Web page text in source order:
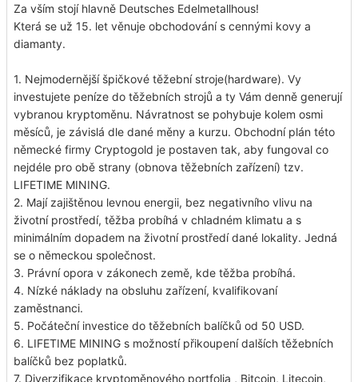
Za vším stojí hlavně Deutsches Edelmetallhous!
Která se už 15. let věnuje obchodování s cennými kovy a
diamanty.
1. Nejmodernější špičkové těžební stroje(hardware). Vy
investujete peníze do těžebních strojů a ty Vám denně generují
vybranou kryptoměnu. Návratnost se pohybuje kolem osmi
měsíců, je závislá dle dané měny a kurzu. Obchodní plán této
německé firmy Cryptogold je postaven tak, aby fungoval co
nejdéle pro obě strany (obnova těžebních zařízení) tzv.
LIFETIME MINING.
2. Mají zajištěnou levnou energii, bez negativního vlivu na
životní prostředí, těžba probíhá v chladném klimatu a s
minimálním dopadem na životní prostředí dané lokality. Jedná
se o německou společnost.
3. Právní opora v zákonech země, kde těžba probíhá.
4. Nízké náklady na obsluhu zařízení, kvalifikovaní
zaměstnanci.
5. Počáteční investice do těžebních balíčků od 50 USD.
6. LIFETIME MINING s možností přikoupení dalších těžebních
balíčků bez poplatků.
7. Diverzifikace kryptoměnového portfolia , Bitcoin, Litecoin,